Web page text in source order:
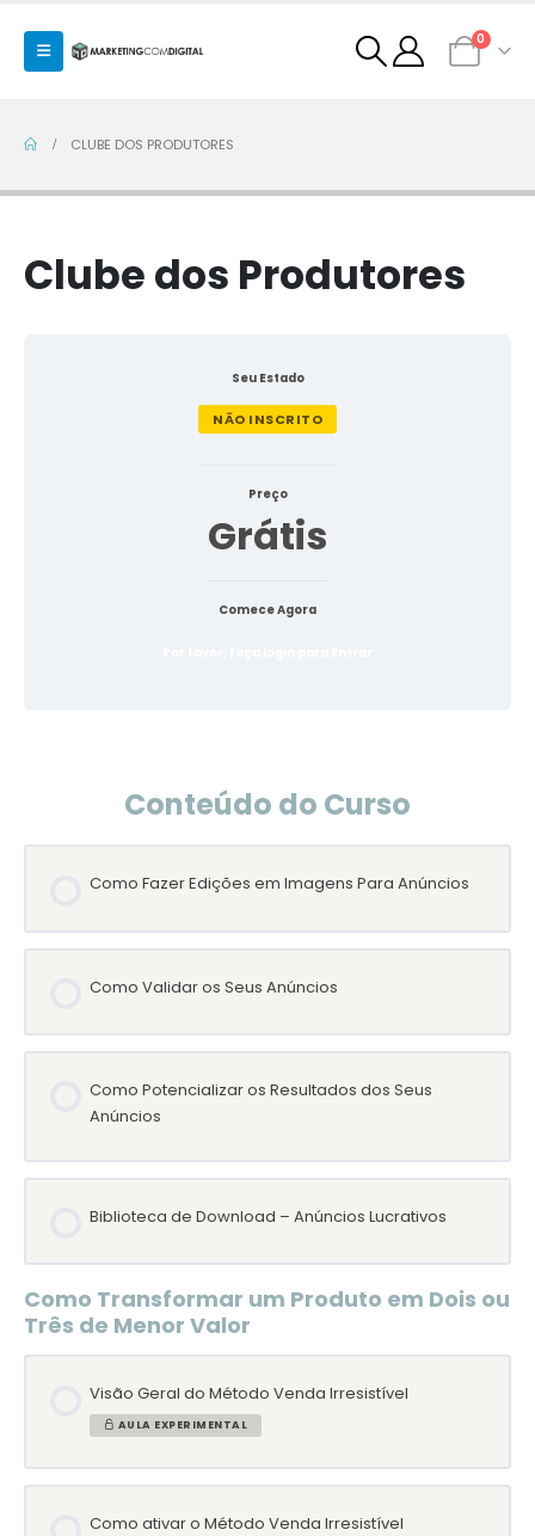
0
CLUBE DOS PRODUTORES
Clube dos Produtores
Seu Estado
NÃO INSCRITO
Preço
Grátis
Comece Agora
Conteúdo do Curso
Como Fazer Edições em Imagens Para Anúncios
Como Validar os Seus Anúncios
Como Potencializar os Resultados dos Seus
Anúncios
Biblioteca de Download – Anúncios Lucrativos
Como Transformar um Produto em Dois ou
Três de Menor Valor
Visão Geral do Método Venda Irresistível
AULA EXPERIMENTAL
Como ativar o Método Venda Irresistível